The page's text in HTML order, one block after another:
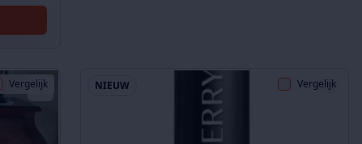
Vergelijk NIEUW Vergelijk